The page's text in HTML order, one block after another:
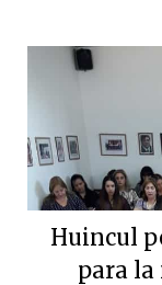
Huincul
para la